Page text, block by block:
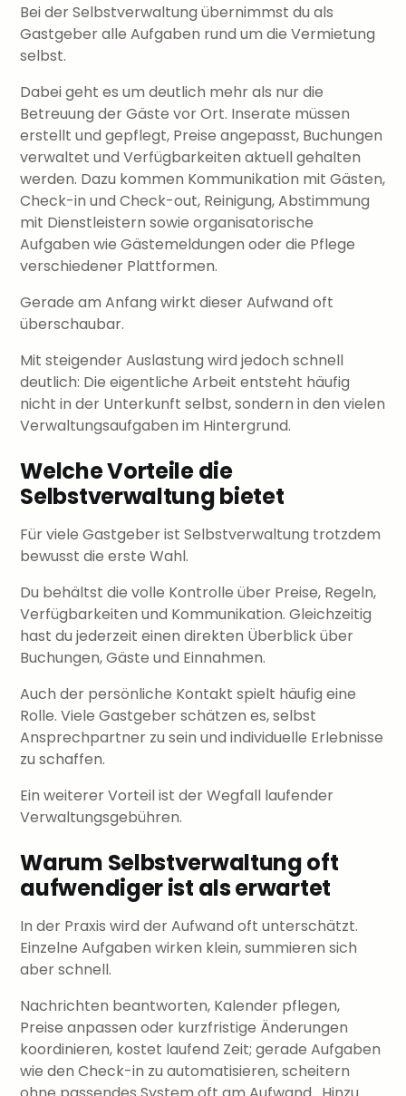
Bei der Selbstverwaltung übernimmst du als
Gastgeber alle Aufgaben rund um die Vermietung
selbst.
Dabei geht es um deutlich mehr als nur die
Betreuung der Gäste vor Ort. Inserate müssen
erstellt und gepflegt, Preise angepasst, Buchungen
verwaltet und Verfügbarkeiten aktuell gehalten
werden. Dazu kommen Kommunikation mit Gästen,
Check-in und Check-out, Reinigung, Abstimmung
mit Dienstleistern sowie organisatorische
Aufgaben wie Gästemeldungen oder die Pflege
verschiedener Plattformen.
Gerade am Anfang wirkt dieser Aufwand oft
überschaubar.
Mit steigender Auslastung wird jedoch schnell
deutlich: Die eigentliche Arbeit entsteht häufig
nicht in der Unterkunft selbst, sondern in den vielen
Verwaltungsaufgaben im Hintergrund.
Welche Vorteile die
Selbstverwaltung bietet
Für viele Gastgeber ist Selbstverwaltung trotzdem
bewusst die erste Wahl.
Du behältst die volle Kontrolle über Preise, Regeln,
Verfügbarkeiten und Kommunikation. Gleichzeitig
hast du jederzeit einen direkten Überblick über
Buchungen, Gäste und Einnahmen.
Auch der persönliche Kontakt spielt häufig eine
Rolle. Viele Gastgeber schätzen es, selbst
Ansprechpartner zu sein und individuelle Erlebnisse
zu schaffen.
Ein weiterer Vorteil ist der Wegfall laufender
Verwaltungsgebühren.
Warum Selbstverwaltung oft
aufwendiger ist als erwartet
In der Praxis wird der Aufwand oft unterschätzt.
Einzelne Aufgaben wirken klein, summieren sich
aber schnell.
Nachrichten beantworten, Kalender pflegen,
Preise anpassen oder kurzfristige Änderungen
koordinieren, kostet laufend Zeit; gerade Aufgaben
wie den Check-in zu automatisieren, scheitern